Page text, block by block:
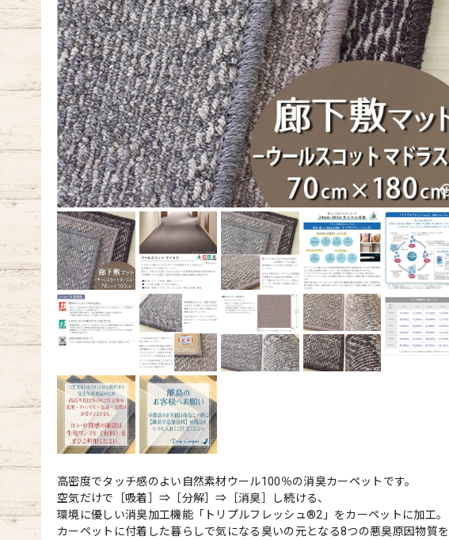
高密度でタッチ感のよい自然素材ウール100％の消臭カーペットです。
空気だけで［吸着］⇒［分解］⇒［消臭］し続ける、
環境に優しい消臭加工機能「トリプルフレッシュ®2」をカーペットに加工。
カーペットに付着した暮らしで気になる臭いの元となる8つの悪臭原因物質を